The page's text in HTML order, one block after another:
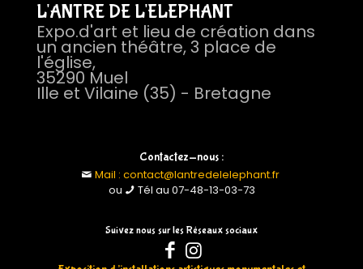
L'ANTRE DE L'ELEPHANT
Expo.d'art et lieu de création dans
un ancien théâtre, 3 place de
l'église,
35290 Muel
Ille et Vilaine (35) - Bretagne
Contactez-nous :
Mail : contact@lantredelelephant.fr
ou
Tél au 07-48-13-03-73
Suivez nous sur les Réseaux sociaux